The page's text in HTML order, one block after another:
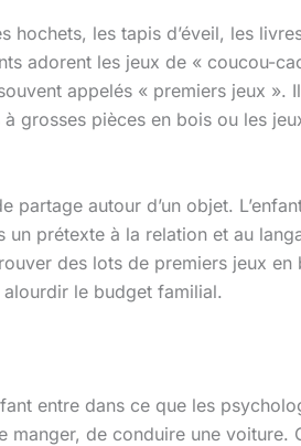
hochets, les tapis d’éveil, les
adorent les jeux de « coucou-
appelés « premiers jeux ».
pièces en bois ou les
autour d’un objet.
prétexte à la relation et au
des lots de premiers jeux
le budget familial.
entre dans ce que les
de conduire une voiture.